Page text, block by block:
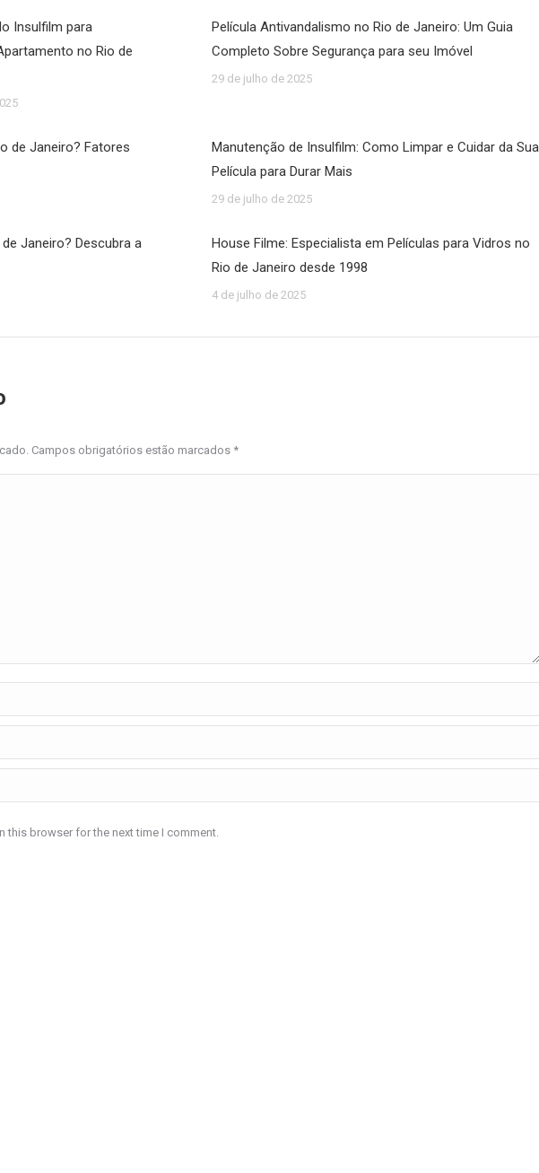
Insulfilm para
no Rio de
Película Antivandalismo no Rio de Janeiro: Um Guia
Completo Sobre Segurança para seu Imóvel
29 de julho de 2025
de Janeiro? Fatores
Manutenção de Insulfilm: Como Limpar e Cuidar da Sua
Película para Durar Mais
29 de julho de 2025
Janeiro? Descubra a
House Filme: Especialista em Películas para Vidros no
Rio de Janeiro desde 1998
4 de julho de 2025
Campos obrigatórios estão marcados *
this browser for the next time I comment.